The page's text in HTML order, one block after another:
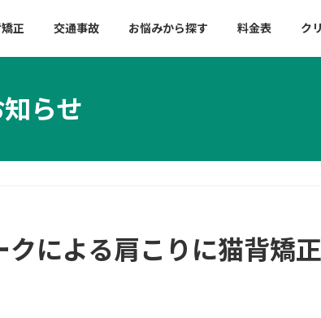
正 交通事故 お悩みから探す 料金表 ク
知らせ
クによる肩こりに猫背矯正